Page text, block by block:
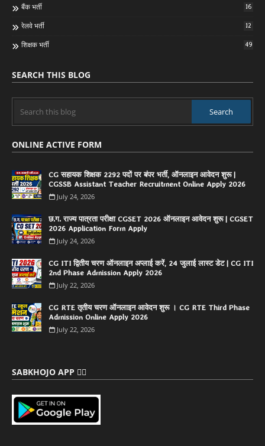
बैंक भर्ती 16
रेलवे भर्ती 12
शिक्षक भर्ती 49
SEARCH THIS BLOG
ONLINE ACTIVE FORM
CG सहायक शिक्षक 2292 पदों पर बंपर भर्ती, ऑनलाइन आवेदन शुरू |
CGSSB Assistant Teacher Recruitment Online Apply 2026
July 24, 2026
छ.ग. राज्य पात्रता परीक्षा CGSET 2026 ऑनलाइन आवेदन शुरू | CGSET
2026 Application Form Apply
July 24, 2026
CG ITI द्वितीय चरण ऑनलाइन अप्लाई करें, 24 जुलाई लास्ट डेट | CG ITI
2nd Phase Admission Apply 2026
July 22, 2026
CG RTE तृतीय चरण ऑनलाइन आवेदन शुरू । CG RTE Third Phase
Admission Online Apply 2026
July 22, 2026
SABKHOJO APP 👇🏻